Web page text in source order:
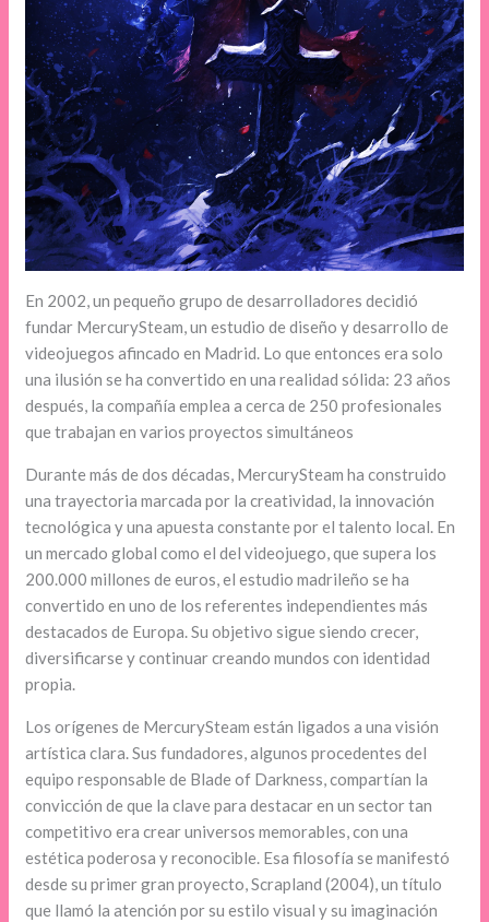
En 2002, un pequeño grupo de desarrolladores decidió
fundar MercurySteam, un estudio de diseño y desarrollo de
videojuegos afincado en Madrid. Lo que entonces era solo
una ilusión se ha convertido en una realidad sólida: 23 años
después, la compañía emplea a cerca de 250 profesionales
que trabajan en varios proyectos simultáneos
Durante más de dos décadas, MercurySteam ha construido
una trayectoria marcada por la creatividad, la innovación
tecnológica y una apuesta constante por el talento local. En
un mercado global como el del videojuego, que supera los
200.000 millones de euros, el estudio madrileño se ha
convertido en uno de los referentes independientes más
destacados de Europa. Su objetivo sigue siendo crecer,
diversificarse y continuar creando mundos con identidad
propia.
Los orígenes de MercurySteam están ligados a una visión
artística clara. Sus fundadores, algunos procedentes del
equipo responsable de Blade of Darkness, compartían la
convicción de que la clave para destacar en un sector tan
competitivo era crear universos memorables, con una
estética poderosa y reconocible. Esa filosofía se manifestó
desde su primer gran proyecto, Scrapland (2004), un título
que llamó la atención por su estilo visual y su imaginación